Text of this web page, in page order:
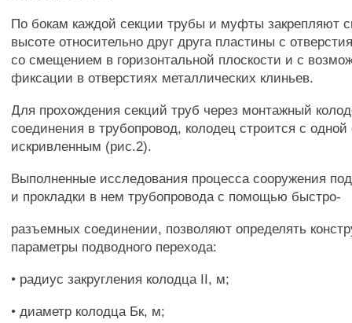
По бокам каждой секции трубы и муфты закрепляют
высоте относительно друг друга пластины с
со смещением в горизонтальной плоскости и с
фиксации в отверстиях металлических клиньев.
Для прохождения секций труб через монтажный
соединения в трубопровод, колодец строится с
искривленным (рис.2).
Выполненные исследования процесса сооружения
и прокладки в нем трубопровода с помощью быстро-
разъемных соединении, позволяют определять
параметры подводного перехода:
• радиус закругления колодца II, м;
• диаметр колодца Бк, м;